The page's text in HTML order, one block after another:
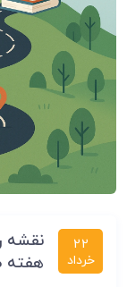
22
خرداد
نقشه
هفته